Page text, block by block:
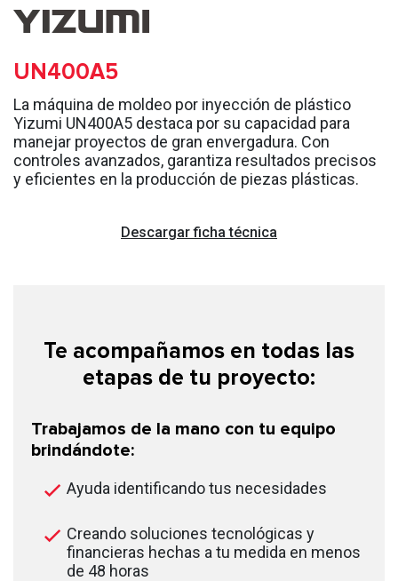
UN400A5
La máquina de moldeo por inyección de plástico
Yizumi UN400A5 destaca por su capacidad para
manejar proyectos de gran envergadura. Con
controles avanzados, garantiza resultados precisos
y eficientes en la producción de piezas plásticas.
Descargar ficha técnica
Te acompañamos en todas las
etapas de tu proyecto:
Trabajamos de la mano con tu equipo
brindándote:
Ayuda identificando tus necesidades
Creando soluciones tecnológicas y
financieras hechas a tu medida en menos
de 48 horas